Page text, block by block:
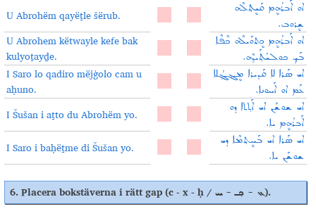
U Abrohëm qayëṯle šërub.
ܐܘ ܐܰܒܪܳܗܷܡ ܩܰܝܷܬ݂ܠܶܗ
ܫܷܪܘܒ.
U Abrohem këtwayle kefe bak
kulyoṯayḏe.
ܐܘ ܐܰܒܪܳܗܷܡ ܟܷܬܘܰܝܠܶܗ ܟܶܦܶܐ
ܒܰܟ ܟܘܠܝܳܬ݂ܰܝܕ݂ܶܗ.
I Saro lo qadiro mëjġolo cam u
aḥuno.
ܐܝ ܣܰܪܐ ܠܐ ܩܰܕܝܪܐ ܡܷܔܓ݂ܳܠܐ
ܥܰܡ ܐܘ ܐܰܚܘܢܐ.
I Šušan i aṯto du Abrohëm yo.
ܐܝ ܫܘܫܰܢ ܐܝ ܐܰܬ݂ܬܐ ܕܘ
ܐܰܒܪܳܗܷܡ ܝܐ.
I Saro i baḥëṯme di Šušan yo.
ܐܝ ܣܰܪܐ ܐܝ ܒܰܚܷܬ݂ܡܶܐ ܕܝ
ܫܘܫܰܢ ܝܐ.
6. Placera bokstäverna i rätt gap(c - x - ḥ / ܥ - ܟ݂ـ - ܚ).